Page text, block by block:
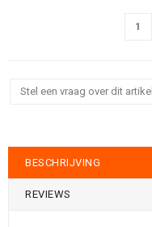
Stel een vraag over dit artikel
BESCHRIJVING
REVIEWS